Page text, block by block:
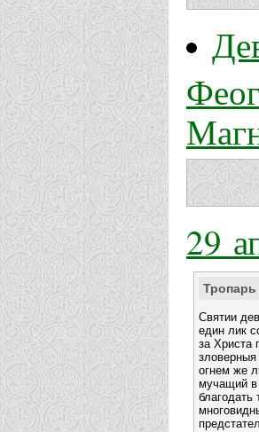
29
Тропарь
Святии
един лик
за Христа
огнем же
мучащий в
благодать